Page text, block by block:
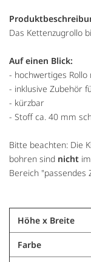
Das Kettenzugrollo
Auf einen Blick:
- hochwertiges
- inklusive Zubehör
- kürzbar
- Stoff ca. 40 mm
Bitte beachten: Die
bohren sind nicht
Bereich "passendes
Höhe x Breite
Farbe